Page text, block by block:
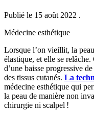
Publié le 15 août 2022 .
Médecine esthétique
Lorsque l’on vieillit, la
élastique, et elle se
d’une baisse progressive
des tissus cutanés. La
médecine esthétique qui
la peau de manière non
chirurgie ni scalpel !